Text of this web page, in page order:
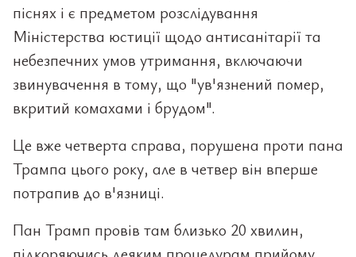
піснях і є предметом розслідування
Міністерства юстиції щодо антисанітарії та
небезпечних умов утримання, включаючи
звинувачення в тому, що "ув'язнений помер,
вкритий комахами і брудом".
Це вже четверта справа, порушена проти пана
Трампа цього року, але в четвер він вперше
потрапив до в'язниці.
Пан Трамп провів там близько 20 хвилин,